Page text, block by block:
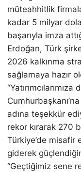
müteahhitlik
kadar 5 milyar
başarıyla imza
Erdoğan, Türk
2026 kalkınma
sağlamaya hazır
adına teşekkür
rekor kırarak 270
Türkiye’de misafir
giderek
“Geçtiğimiz sene